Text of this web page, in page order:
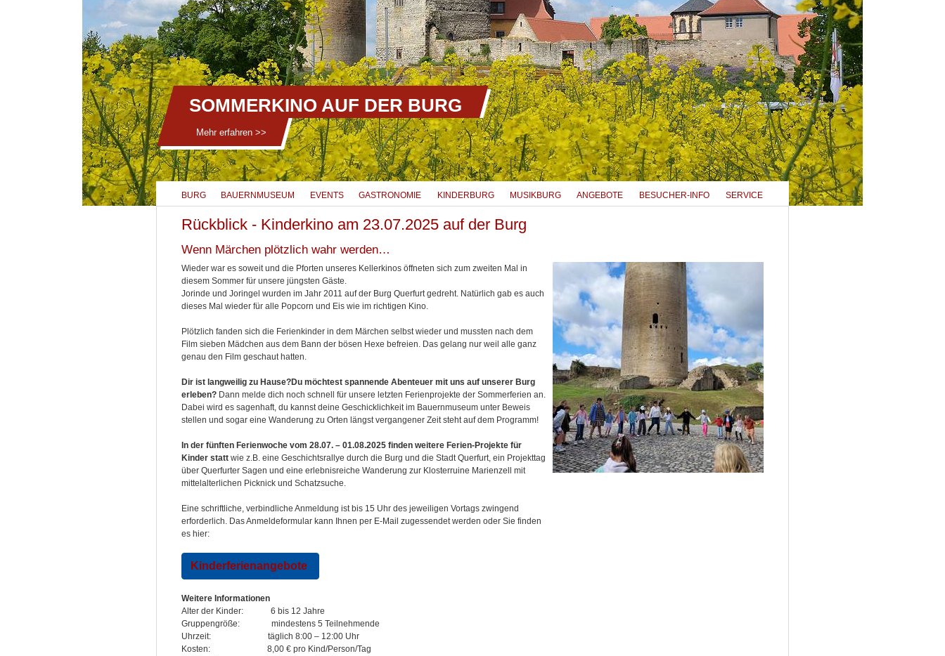
BURG BAUERNMUSEUM EVENTS GASTRONOMIE KINDERBURG MUSIKBURG ANGEBOTE BESUCHER-INFO SERVICE
SOMMERKINO AUF DER BURG
Mehr erfahren >>
Rückblick - Kinderkino am 23.07.2025 auf der Burg
Wenn Märchen plötzlich wahr werden…
Wieder war es soweit und die Pforten unseres Kellerkinos öffneten sich zum zweiten Mal in
diesem Sommer für unsere jüngsten Gäste.
Jorinde und Joringel wurden im Jahr 2011 auf der Burg Querfurt gedreht. Natürlich gab es auch
dieses Mal wieder für alle Popcorn und Eis wie im richtigen Kino.
Plötzlich fanden sich die Ferienkinder in dem Märchen selbst wieder und mussten nach dem
Film sieben Mädchen aus dem Bann der bösen Hexe befreien. Das gelang nur weil alle ganz
genau den Film geschaut hatten.
Dir ist langweilig zu Hause?Du möchtest spannende Abenteuer mit uns auf unserer Burg
erleben? Dann melde dich noch schnell für unsere letzten Ferienprojekte der Sommerferien an.
Dabei wird es sagenhaft, du kannst deine Geschicklichkeit im Bauernmuseum unter Beweis
stellen und sogar eine Wanderung zu Orten längst vergangener Zeit steht auf dem Programm!
In der fünften Ferienwoche vom 28.07. – 01.08.2025 finden weitere Ferien-Projekte für
Kinder statt wie z.B. eine Geschichtsrallye durch die Burg und die Stadt Querfurt, ein Projekttag
über Querfurter Sagen und eine erlebnisreiche Wanderung zur Klosterruine Marienzell mit
mittelalterlichen Picknick und Schatzsuche.
Eine schriftliche, verbindliche Anmeldung ist bis 15 Uhr des jeweiligen Vortags zwingend
erforderlich. Das Anmeldeformular kann Ihnen per E-Mail zugessendet werden oder Sie finden
es hier:
Kinderferienangebote
Weitere Informationen
Alter der Kinder: 6 bis 12 Jahre
Gruppengröße: mindestens 5 Teilnehmende
Uhrzeit: täglich 8:00 – 12:00 Uhr
Kosten: 8,00 € pro Kind/Person/Tag